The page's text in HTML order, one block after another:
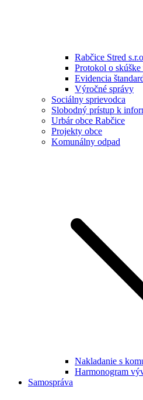
Rabčice Stred
Protokol o
Evidencia
Výročné správy
Sociálny sprievodca
Slobodný prístup k
Urbár obce Rabčice
Projekty obce
Komunálny odpad
Nakladanie s
Harmonogram
Samospráva